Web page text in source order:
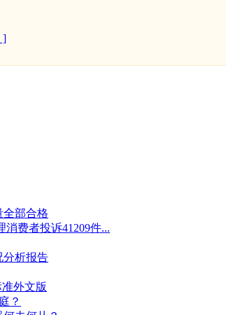
]
全部合格
消费者投诉41209件...
分析报告
外文版
？